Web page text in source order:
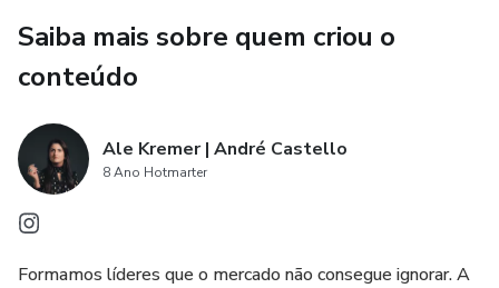
relatórios e outros documentos que comuniquem
claramente suas ideias e intenções.
Linguagem Corporal: Entenda como os sinais não-verbais
influenciam a comunicação e como usar isso a seu favor
para impactar positivamente suas interações.
comportamento, este livro oferece insights valiosos sobre
Saiba mais sobre quem criou o
conteúdo
Ale Kremer | André Castello
8 Ano Hotmarter
Formamos líderes que o mercado não consegue ignorar. A